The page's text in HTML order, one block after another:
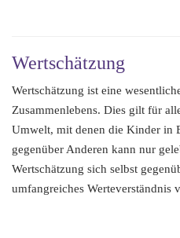
Wertschätzung
Wertschätzung ist eine
Zusammenlebens. Dies gilt für
Umwelt, mit denen die Kinder in
gegenüber Anderen kann nur
Wertschätzung sich selbst
umfangreiches Werteverständnis